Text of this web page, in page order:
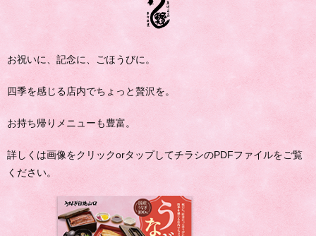
お祝いに、記念に、ごほうびに。
四季を感じる店内でちょっと贅沢を。
お持ち帰りメニューも豊富。
詳しくは画像をクリックorタップしてチラシのPDFファイルをご覧
ください。